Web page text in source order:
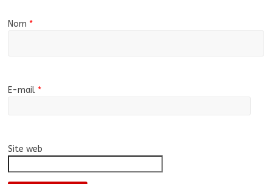
Nom *
E-mail *
Site web